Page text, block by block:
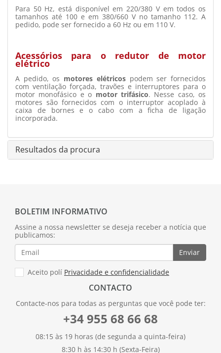
Para 50 Hz, está disponível em 220/380 V em todos os
tamanhos até 100 e em 380/660 V no tamanho 112. A
pedido, pode ser fornecido a 60 Hz ou em 110 V.
Acessórios para o redutor de motor
elétrico
A pedido, os motores elétricospodem ser fornecidos
com ventilação forçada, travões e interruptores para o
motor monofásico e o motor trifásico. Nesse caso, os
motores são fornecidos com o interruptor acoplado à
caixa de bornes e o cabo com a ficha de ligação
incorporada.
Resultados da procura
BOLETIM INFORMATIVO
Assine a nossa newsletter se deseja receber a notícia que
publicamos:
Enviar
Aceito polí Privacidade e confidencialidade
CONTACTO
Contacte-nos para todas as perguntas que você pode ter:
+34 955 68 66 68
08:15 às 19 horas (de segunda a quinta-feira)
8:30 h às 14:30 h (Sexta-Feira)